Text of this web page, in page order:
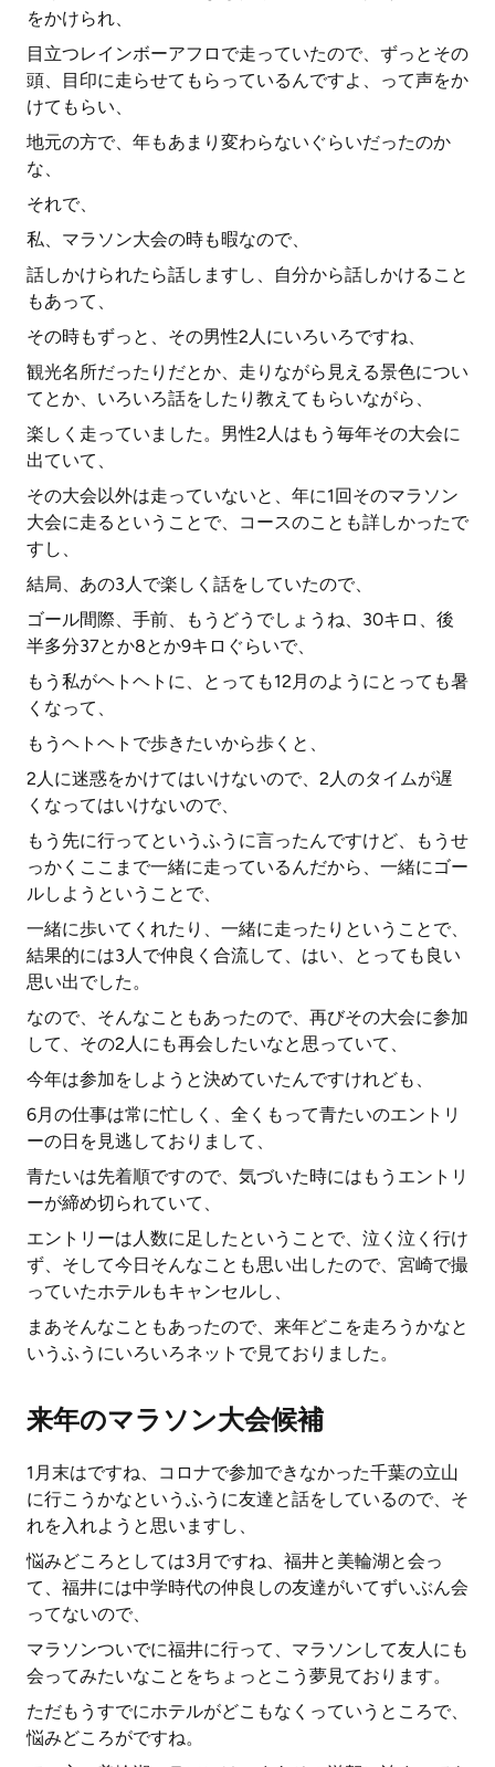
をかけられ、
目立つレインボーアフロで走っていたので、ずっとその
頭、目印に走らせてもらっているんですよ、って声をか
けてもらい、
地元の方で、年もあまり変わらないぐらいだったのか
な、
それで、
私、マラソン大会の時も暇なので、
話しかけられたら話しますし、自分から話しかけること
もあって、
その時もずっと、その男性2人にいろいろですね、
観光名所だったりだとか、走りながら見える景色につい
てとか、いろいろ話をしたり教えてもらいながら、
楽しく走っていました。男性2人はもう毎年その大会に
出ていて、
その大会以外は走っていないと、年に1回そのマラソン
大会に走るということで、コースのことも詳しかったで
すし、
結局、あの3人で楽しく話をしていたので、
ゴール間際、手前、もうどうでしょうね、30キロ、後
半多分37とか8とか9キロぐらいで、
もう私がヘトヘトに、とっても12月のようにとっても暑
くなって、
もうヘトヘトで歩きたいから歩くと、
2人に迷惑をかけてはいけないので、2人のタイムが遅
くなってはいけないので、
もう先に行ってというふうに言ったんですけど、もうせ
っかくここまで一緒に走っているんだから、一緒にゴー
ルしようということで、
一緒に歩いてくれたり、一緒に走ったりということで、
結果的には3人で仲良く合流して、はい、とっても良い
思い出でした。
なので、そんなこともあったので、再びその大会に参加
して、その2人にも再会したいなと思っていて、
今年は参加をしようと決めていたんですけれども、
6月の仕事は常に忙しく、全くもって青たいのエントリ
ーの日を見逃しておりまして、
青たいは先着順ですので、気づいた時にはもうエントリ
ーが締め切られていて、
エントリーは人数に足したということで、泣く泣く行け
ず、そして今日そんなことも思い出したので、宮崎で撮
っていたホテルもキャンセルし、
まあそんなこともあったので、来年どこを走ろうかなと
いうふうにいろいろネットで見ておりました。
来年のマラソン大会候補
1月末はですね、コロナで参加できなかった千葉の立山
に行こうかなというふうに友達と話をしているので、そ
れを入れようと思いますし、
悩みどころとしては3月ですね、福井と美輪湖と会っ
て、福井には中学時代の仲良しの友達がいてずいぶん会
ってないので、
マラソンついでに福井に行って、マラソンして友人にも
会ってみたいなことをちょっとこう夢見ております。
ただもうすでにホテルがどこもなくっていうところで、
悩みどころがですね。